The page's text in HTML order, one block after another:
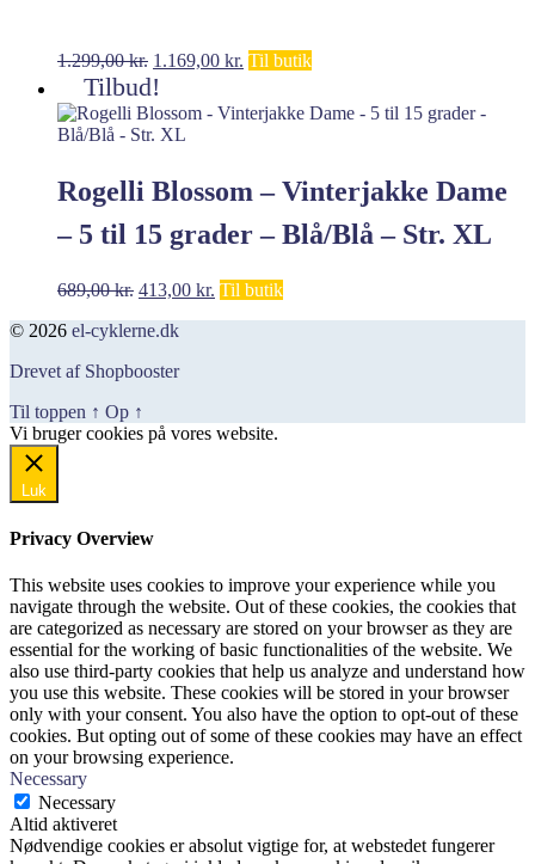
1.299,00kr. Den
oprindelige
pris
var:
1.299,00 kr..
1.169,00 kr. Den
pris
er:
Til butik
Tilbud!
Rogelli Blossom – Vinterjakke Dame
– 5 til 15 grader – Blå/Blå – Str. XL
689,00kr. Den
pris
689,00 kr..
413,00 kr. Den
Til butik
© 2026 el-cyklerne.dk
Drevet af Shopbooster
Til toppen ↑ Op ↑
Vi bruger cookies på vores website.
Luk
Privacy Overview
This website uses cookies to improve your experience while you
navigate through the website. Out of these cookies, the cookies that
are categorized as necessary are stored on your browser as they are
essential for the working of basic functionalities of the website. We
also use third-party cookies that help us analyze and understand how
you use this website. These cookies will be stored in your browser
only with your consent. You also have the option to opt-out of these
cookies. But opting out of some of these cookies may have an effect
on your browsing experience.
Necessary
Necessary
Altid aktiveret
Nødvendige cookies er absolut vigtige for, at webstedet fungerer